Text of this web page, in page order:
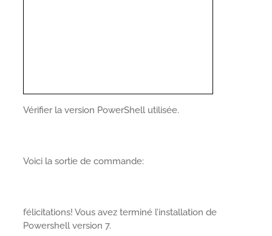
Vérifier la version PowerShell utilisée.
Voici la sortie de commande:
félicitations! Vous avez terminé l’installation de
Powershell version 7.